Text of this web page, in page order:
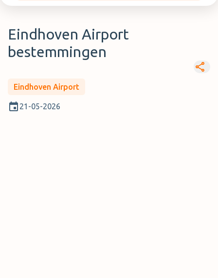
Eindhoven Airport
bestemmingen
Eindhoven Airport
21-05-2026